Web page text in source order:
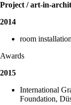
Project /art-in-archit
2014
room
Awards
2015
International
Foundation,